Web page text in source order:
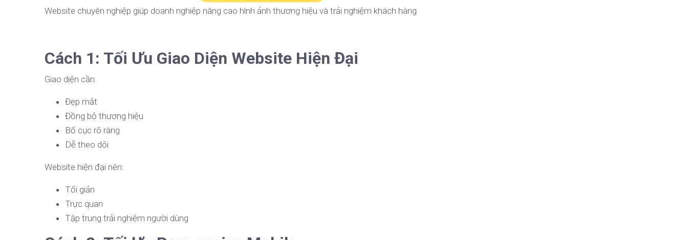
Website chuyên nghiệp giúp doanh nghiệp nâng cao hình ảnh thương hiệu và trải nghiệm khách hàng
Cách 1: Tối Ưu Giao Diện Website Hiện Đại
Giao diện cần:
Đẹp mắt
Đồng bộ thương hiệu
Bố cục rõ ràng
Dễ theo dõi
Website hiện đại nên:
Tối giản
Trực quan
Tập trung trải nghiệm người dùng